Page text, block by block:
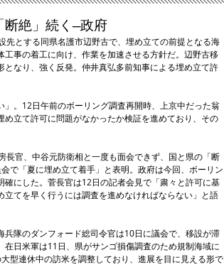
断絶」続く―政府
とする同県名護市辺野古で、埋め立ての前提となる海
事の着工に向け、作業を加速させる方針だ。辺野古移
なり、強く反発。仲井真弘多前知事による埋め立て許
。12日午前のボーリング調査再開時、上京中だった翁
立て許可に問題がなかったか検証を進めており、その
官、中谷元防衛相と一度も面会できず、国と県の「断
で「夏に埋め立て着手」と表明。政府は今回、ボーリン
にした。菅長官は12日の記者会見で「粛々と許可に基
てを早く行うには調査を進めなければならない」と語
隊のダンフォード総司令官は10日に議会で、移設が滞
日米軍は11日、県がサンゴ損傷調査のため規制海域に
型連休中の訪米を調整しており、進展を目に見える形で